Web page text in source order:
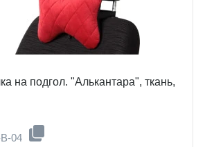
на подгол. "Алькантара", ткань,
04